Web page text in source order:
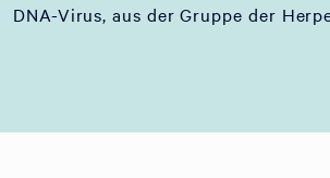
DNA-Virus, aus der Gruppe der